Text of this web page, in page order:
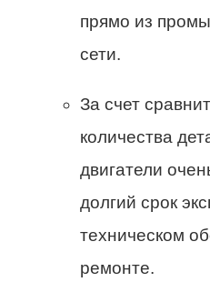
прямо из
сети.
За счет
количества
двигатели
долгий срок
техническом
ремонте.